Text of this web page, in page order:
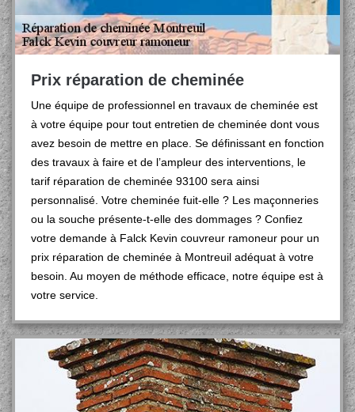
Prix réparation de cheminée
Une équipe de professionnel en travaux de cheminée est
à votre équipe pour tout entretien de cheminée dont vous
avez besoin de mettre en place. Se définissant en fonction
des travaux à faire et de l’ampleur des interventions, le
tarif réparation de cheminée 93100 sera ainsi
personnalisé. Votre cheminée fuit-elle ? Les maçonneries
ou la souche présente-t-elle des dommages ? Confiez
votre demande à Falck Kevin couvreur ramoneur pour un
prix réparation de cheminée à Montreuil adéquat à votre
besoin. Au moyen de méthode efficace, notre équipe est à
votre service.